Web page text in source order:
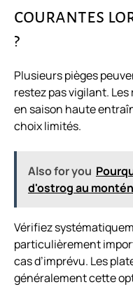
courantes
?
Plusieurs pièges
restez pas vigilant.
en saison haute
choix limités.
Also for you
d'ostrog au
Vérifiez
particulièrement
cas d’imprévu. Les
généralement cette